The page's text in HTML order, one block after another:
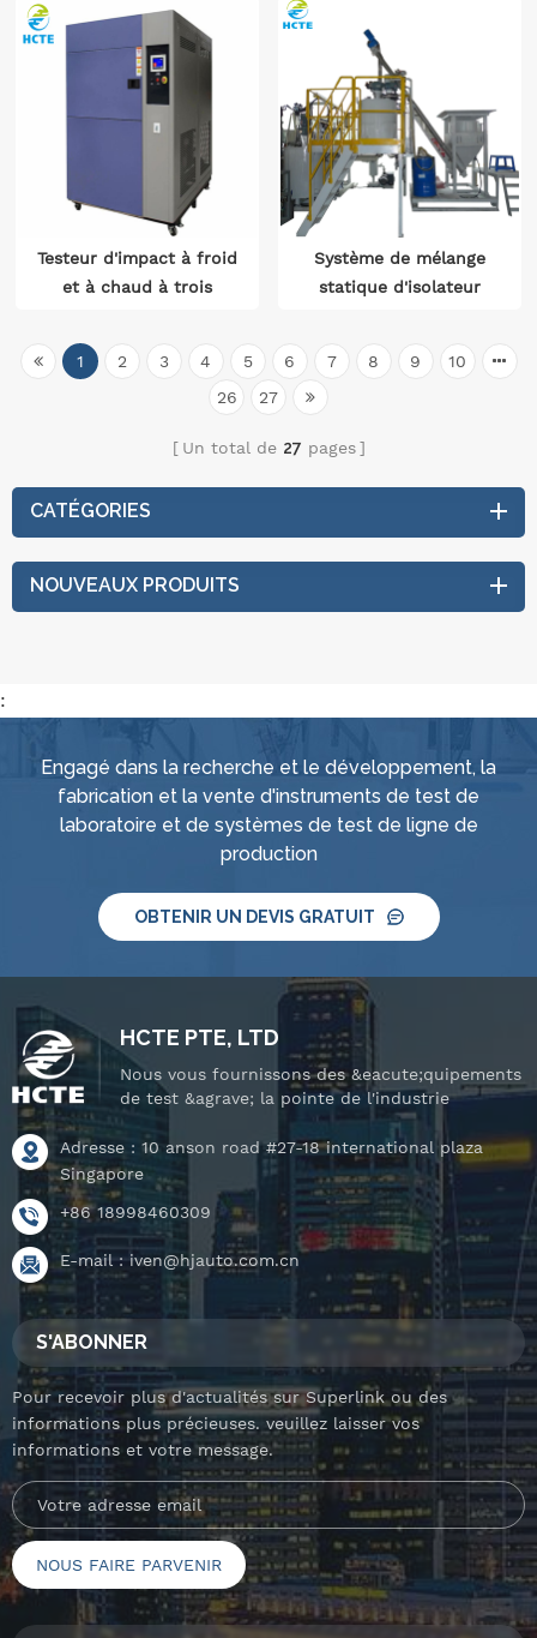
température/humidité/vibration
trois
Testeur d'impact à froid
et à chaud à trois
Système de mélange
statique d'isolateur
1 2 3 4 5 6 7 8 9
10
26
27
Un total de 27 pages
CATÉGORIES
NOUVEAUX PRODUITS
:
Engagé dans la recherche et le développement, la
fabrication et la vente d'instruments de test de
laboratoire et de systèmes de test de ligne de
production
OBTENIR UN DEVIS GRATUIT
HCTE PTE, LTD
Nous vous fournissons des &eacute;quipements
de test &agrave; la pointe de l'industrie
Adresse : 10 anson road #27-18 international plaza
Singapore
+86 18998460309
E-mail :iven@hjauto.com.cn
S'ABONNER
Pour recevoir plus d'actualités sur Superlink ou des
informations plus précieuses. veuillez laisser vos
informations et votre message.